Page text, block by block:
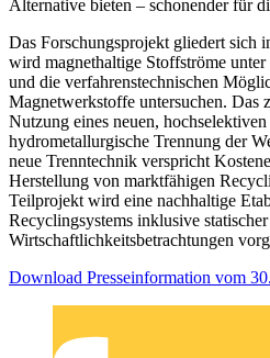
Alternative bieten – schonender für
Das Forschungsprojekt gliedert sich
wird magnethaltige Stoffströme
und die verfahrenstechnischen
Magnetwerkstoffe untersuchen. Das
Nutzung eines neuen,
hydrometallurgische Trennung der
neue Trenntechnik verspricht
Herstellung von marktfähigen
Teilprojekt wird eine nachhaltige
Recyclingsystems inklusive
Wirtschaftlichkeitsbetrachtungen
Download Presseinformation vom